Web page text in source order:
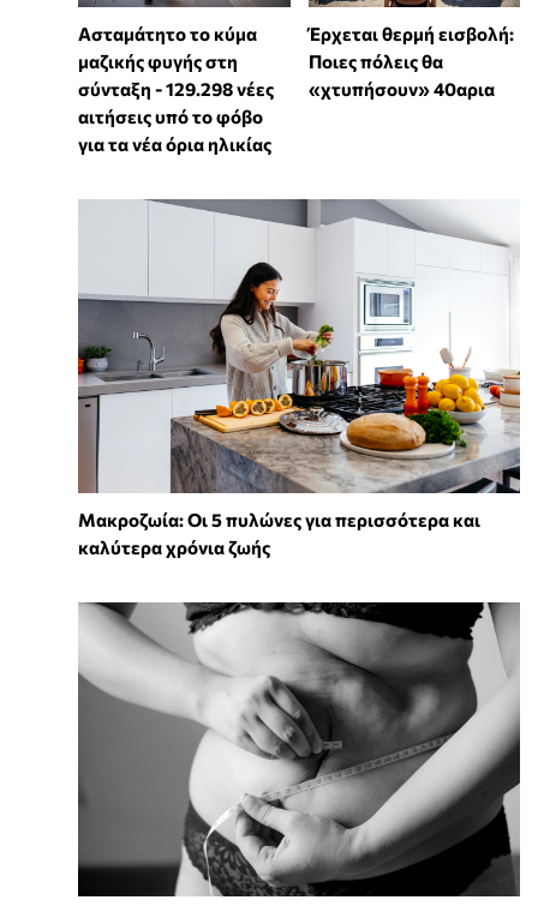
Ασταμάτητο το κύμα
μαζικής φυγής στη
σύνταξη - 129.298 νέες
αιτήσεις υπό το φόβο
για τα νέα όρια ηλικίας
Έρχεται θερμή εισβολή:
Ποιες πόλεις θα
«χτυπήσουν» 40αρια
Mακροζωία: Οι 5 πυλώνες για περισσότερα και
καλύτερα χρόνια ζωής